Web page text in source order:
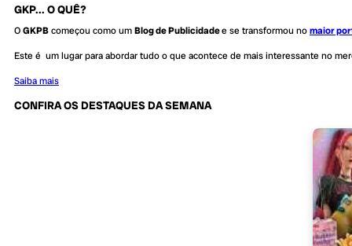
GKP... O QUÊ?
OGKPBcomeçou como umBlog de Publicidadee se transformou nomaior
Este é um lugar para abordar tudo o que acontece de mais interessante no
Saiba mais
CONFIRA OS DESTAQUES DA SEMANA